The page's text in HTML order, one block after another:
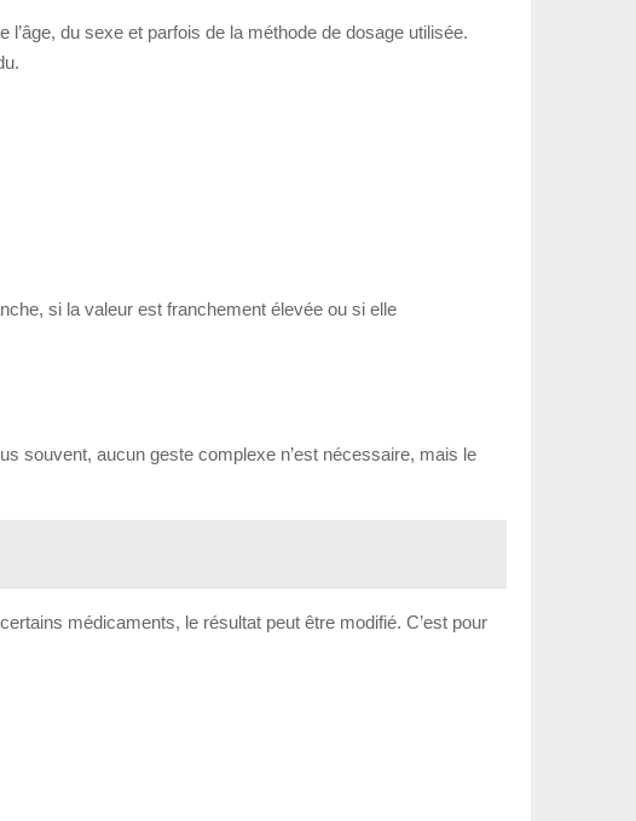
l’âge, du sexe et parfois de la méthode de dosage utilisée.
si la valeur est franchement élevée ou si elle
souvent, aucun geste complexe n’est nécessaire, mais le
médicaments, le résultat peut être modifié. C’est pour